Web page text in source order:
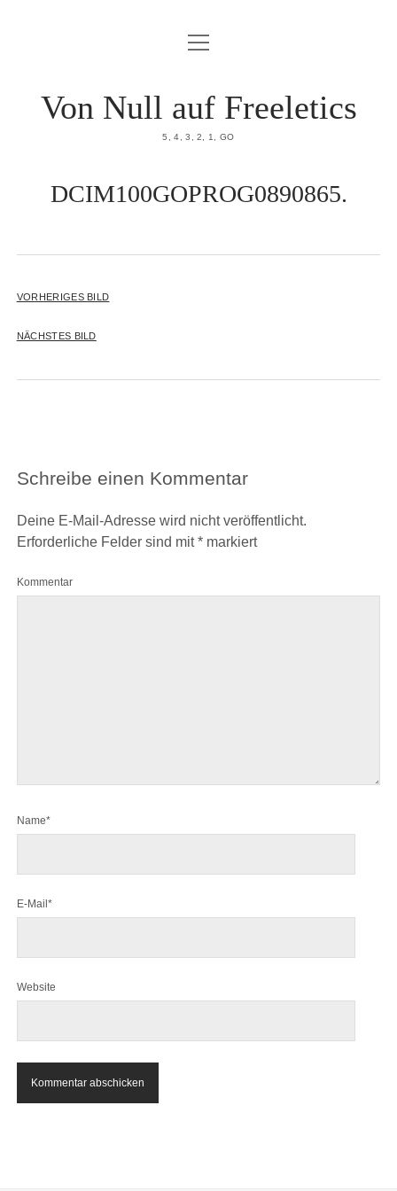
HOME
Menü
öffnen
Von Null auf Freeletics
5, 4, 3, 2, 1, GO
DCIM100GOPROG0890865.
VORHERIGES BILD
NÄCHSTES BILD
Schreibe einen Kommentar
Deine E-Mail-Adresse wird nicht veröffentlicht.
Erforderliche Felder sind mit*markiert
Kommentar
Name*
E-Mail*
Website